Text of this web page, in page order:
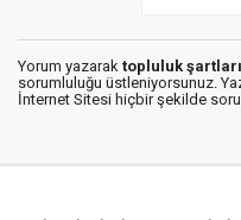
Yorum yazarak topluluk
sorumluluğu üstleniyorsunuz.
İnternet Sitesi hiçbir şekilde